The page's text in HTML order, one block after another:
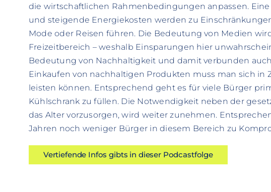
die wirtschaftlichen Rahmenbedingungen anpassen.
und steigende Energiekosten werden zu
Mode oder Reisen führen. Die Bedeutung von Medien
Freizeitbereich – weshalb Einsparungen hier
Bedeutung von Nachhaltigkeit und damit verbunden
Einkaufen von nachhaltigen Produkten muss man sich in
leisten können. Entsprechend geht es für viele Bürger
Kühlschrank zu füllen. Die Notwendigkeit neben der
das Alter vorzusorgen, wird weiter zunehmen.
Jahren noch weniger Bürger in diesem Bereich zu
Vertiefende Infos gibts in dieser Podcastfolge